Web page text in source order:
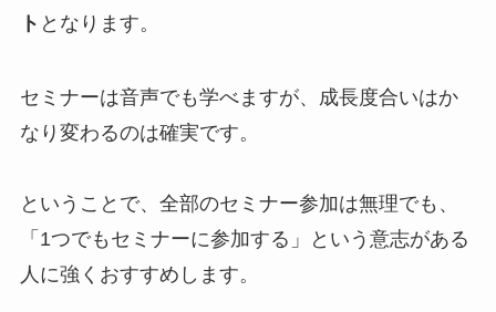
ト となります。
セミナーは音声でも学べますが、成長度合いはか
なり変わるのは確実です。
ということで、全部のセミナー参加は無理でも、
「1つでもセミナーに参加する」という意志がある
人に強くおすすめします。